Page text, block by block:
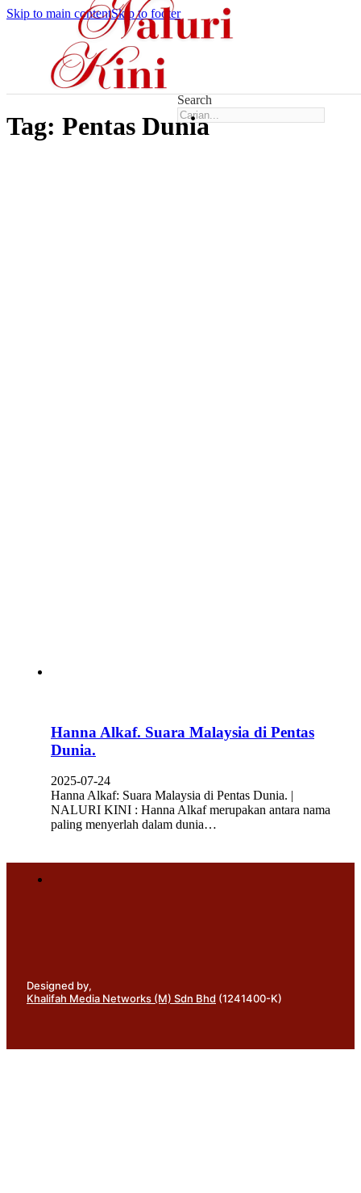
Skip to main contentSkip to footer
Search
Tag: Pentas Dunia
Hanna Alkaf. Suara Malaysia di Pentas
Dunia.
2025-07-24
Hanna Alkaf: Suara Malaysia di Pentas Dunia. |
NALURI KINI : Hanna Alkaf merupakan antara nama
paling menyerlah dalam dunia…
Designed by,
Khalifah Media Networks (M) Sdn Bhd (1241400-K)